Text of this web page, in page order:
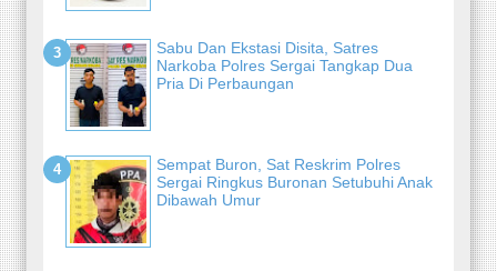
Sabu Dan Ekstasi Disita, Satres
Narkoba Polres Sergai Tangkap Dua
Pria Di Perbaungan
Sempat Buron, Sat Reskrim Polres
Sergai Ringkus Buronan Setubuhi Anak
Dibawah Umur